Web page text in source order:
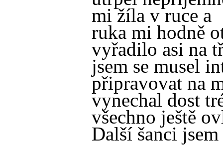
mi žíla v ruce a
ruka mi hodně
vyřadilo asi na
jsem se musel
připravovat na
vynechal dost
všechno ještě
Další šanci